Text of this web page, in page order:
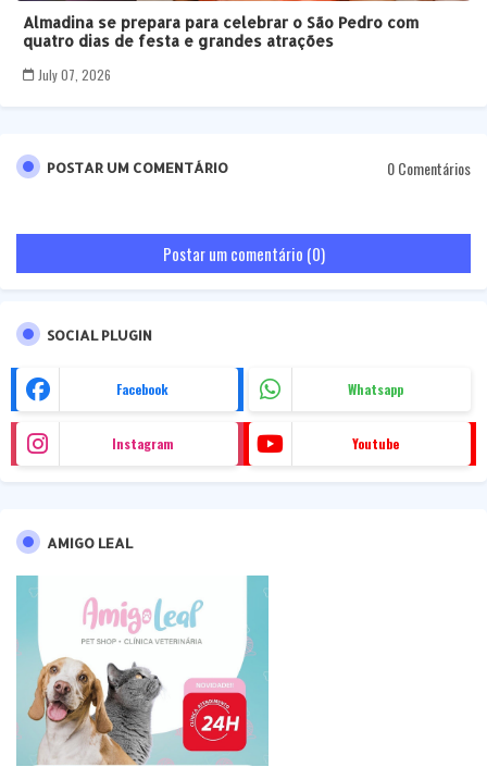
Almadina se prepara para celebrar o São Pedro com
quatro dias de festa e grandes atrações
July 07, 2026
POSTAR UM COMENTÁRIO 0 Comentários
Postar um comentário (0)
SOCIAL PLUGIN
Facebook Whatsapp
Instagram Youtube
AMIGO LEAL